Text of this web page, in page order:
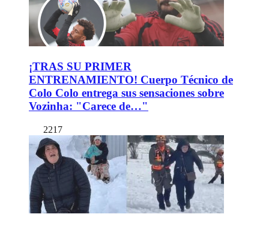
¡TRAS SU PRIMER
ENTRENAMIENTO! Cuerpo Técnico de
Colo Colo entrega sus sensaciones sobre
Vozinha: "Carece de…"
2217